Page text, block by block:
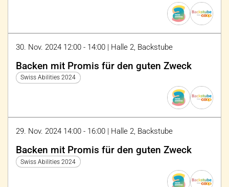
30. Nov. 2024 12:00 - 14:00 | Halle 2, Backstube
Backen mit Promis für den guten Zweck
Swiss Abilities 2024
29. Nov. 2024 14:00 - 16:00 | Halle 2, Backstube
Backen mit Promis für den guten Zweck
Swiss Abilities 2024